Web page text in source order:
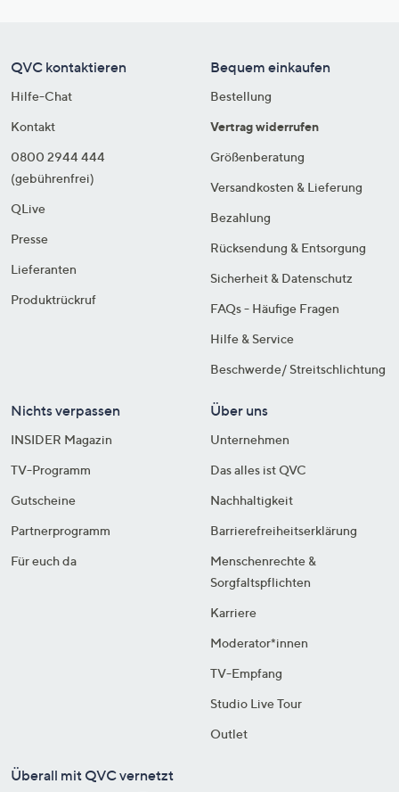
QVC kontaktieren
Hilfe-Chat
Kontakt
0800 2944 444
(gebührenfrei)
QLive
Presse
Lieferanten
Produktrückruf
Bequem einkaufen
Bestellung
Vertrag widerrufen
Größenberatung
Versandkosten & Lieferung
Bezahlung
Rücksendung & Entsorgung
Sicherheit & Datenschutz
FAQs - Häufige Fragen
Hilfe & Service
Beschwerde/ Streitschlichtung
Nichts verpassen
INSIDER Magazin
TV-Programm
Gutscheine
Partnerprogramm
Für euch da
Über uns
Unternehmen
Das alles ist QVC
Nachhaltigkeit
Barrierefreiheitserklärung
Menschenrechte &
Sorgfaltspflichten
Karriere
Moderator*innen
TV-Empfang
Studio Live Tour
Outlet
Überall mit QVC vernetzt